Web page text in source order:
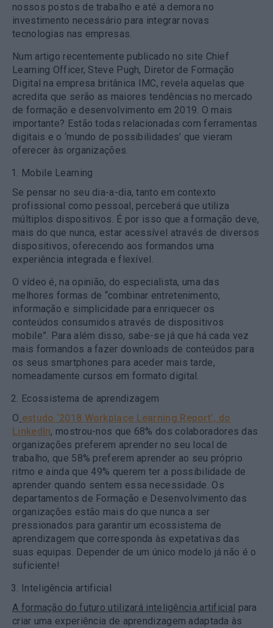
nossos postos de trabalho e até a demora no
investimento necessário para integrar novas
tecnologias nas empresas.
Num artigo recentemente publicado no site Chief
Learning Officer, Steve Pugh, Diretor de Formação
Digital na empresa britânica IMC, revela aquelas que
acredita que serão as maiores tendências no mercado
de formação e desenvolvimento em 2019. O mais
importante? Estão todas relacionadas com ferramentas
digitais e o ‘mundo de possibilidades’ que vieram
oferecer às organizações.
Mobile Learning
Se pensar no seu dia-a-dia, tanto em contexto
profissional como pessoal, perceberá que utiliza
múltiplos dispositivos. É por isso que a formação deve,
mais do que nunca, estar acessível através de diversos
dispositivos, oferecendo aos formandos uma
experiência integrada e flexível.
O vídeo é, na opinião, do especialista, uma das
melhores formas de “combinar entretenimento,
informação e simplicidade para enriquecer os
conteúdos consumidos através de dispositivos
mobile”. Para além disso, sabe-se já que há cada vez
mais formandos a fazer downloads de conteúdos para
os seus smartphones para aceder mais tarde,
nomeadamente cursos em formato digital.
Ecossistema de aprendizagem
O estudo ‘2018 Workplace Learning Report’, do
LinkedIn, mostrou-nos que 68% dos colaboradores das
organizações preferem aprender no seu local de
trabalho, que 58% preferem aprender ao seu próprio
ritmo e ainda que 49% querem ter a possibilidade de
aprender quando sentem essa necessidade. Os
departamentos de Formação e Desenvolvimento das
organizações estão mais do que nunca a ser
pressionados para garantir um ecossistema de
aprendizagem que corresponda às expetativas das
suas equipas. Depender de um único modelo já não é o
suficiente!
Inteligência artificial
A formação do futuro utilizará inteligência artificial para
criar uma experiência de aprendizagem adaptada às